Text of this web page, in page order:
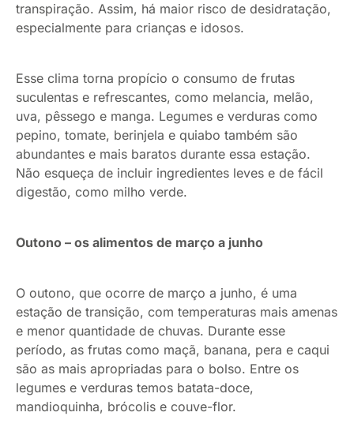
transpiração. Assim, há maior risco de desidratação,
especialmente para crianças e idosos.
Esse clima torna propício o consumo de frutas
suculentas e refrescantes, como melancia, melão,
uva, pêssego e manga. Legumes e verduras como
pepino, tomate, berinjela e quiabo também são
abundantes e mais baratos durante essa estação.
Não esqueça de incluir ingredientes leves e de fácil
digestão, como milho verde.
Outono – os alimentos de março a junho
O outono, que ocorre de março a junho, é uma
estação de transição, com temperaturas mais amenas
e menor quantidade de chuvas. Durante esse
período, as frutas como maçã, banana, pera e caqui
são as mais apropriadas para o bolso. Entre os
legumes e verduras temos batata-doce,
mandioquinha, brócolis e couve-flor.